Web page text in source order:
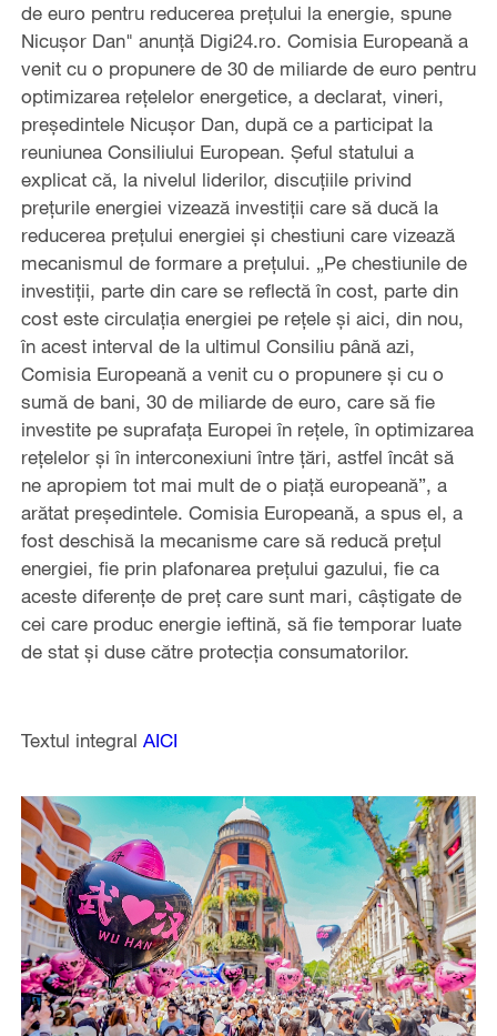
de euro pentru reducerea prețului la energie, spune
Nicușor Dan" anunță Digi24.ro. Comisia Europeană a
venit cu o propunere de 30 de miliarde de euro pentru
optimizarea reţelelor energetice, a declarat, vineri,
preşedintele Nicuşor Dan, după ce a participat la
reuniunea Consiliului European. Șeful statului a
explicat că, la nivelul liderilor, discuţiile privind
preţurile energiei vizează investiţii care să ducă la
reducerea preţului energiei şi chestiuni care vizează
mecanismul de formare a preţului. „Pe chestiunile de
investiţii, parte din care se reflectă în cost, parte din
cost este circulaţia energiei pe reţele şi aici, din nou,
în acest interval de la ultimul Consiliu până azi,
Comisia Europeană a venit cu o propunere şi cu o
sumă de bani, 30 de miliarde de euro, care să fie
investite pe suprafaţa Europei în reţele, în optimizarea
reţelelor şi în interconexiuni între ţări, astfel încât să
ne apropiem tot mai mult de o piaţă europeană”, a
arătat preşedintele. Comisia Europeană, a spus el, a
fost deschisă la mecanisme care să reducă preţul
energiei, fie prin plafonarea preţului gazului, fie ca
aceste diferenţe de preţ care sunt mari, câştigate de
cei care produc energie ieftină, să fie temporar luate
de stat şi duse către protecţia consumatorilor.
Textul integral AICI